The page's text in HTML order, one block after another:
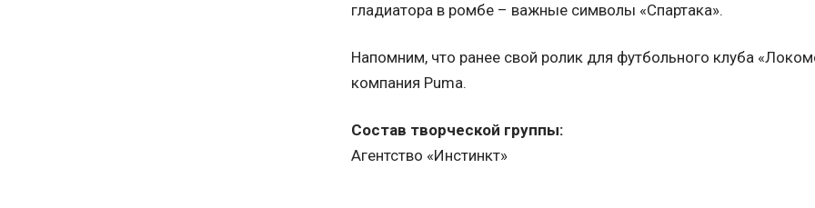
гладиатора в ромбе – важные символы «Спартака».
Напомним, что ранее свой ролик для футбольного клуба
компания Puma.
Состав творческой группы:
Агентство «Инстинкт»